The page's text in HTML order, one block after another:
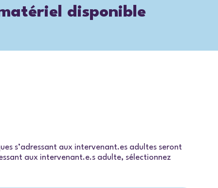
disponible
s’adressant aux intervenant.es adultes seront
aux intervenant.e.s adulte, sélectionnez